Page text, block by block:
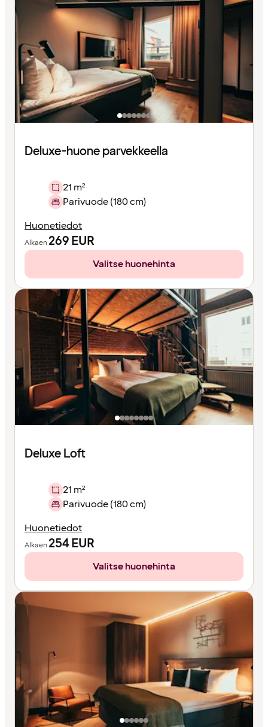
Deluxe-huone parvekkeella
21 m²
Parivuode (180 cm)
Huonetiedot
Alkaen269EUR
Valitse huonehinta
Deluxe Loft
21 m²
Parivuode (180 cm)
Huonetiedot
Alkaen254EUR
Valitse huonehinta